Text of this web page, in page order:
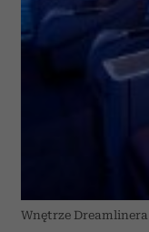
Wnętrze Dreamlinera